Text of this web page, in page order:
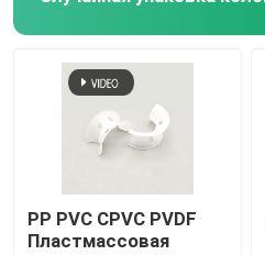
PP PVC CPVC PVDF
Пластмассовая